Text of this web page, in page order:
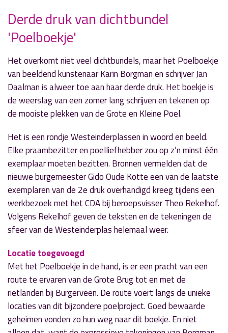
« Vorig nieuwsbericht
Aalsmeer gaat voor duurzaam en
toekomstbestendig financieel beleid
9 oktober 2019
» Volgend nieuwsbericht
Politie, brandweer en burgemeester geven
voorlichting
9 oktober 2019
Derde druk van dichtbundel
'Poelboekje'
Het overkomt niet veel dichtbundels, maar het Poelboekje
van beeldend kunstenaar Karin Borgman en schrijver Jan
Daalman is alweer toe aan haar derde druk. Het boekje is
de weerslag van een zomer lang schrijven en tekenen op
de mooiste plekken van de Grote en Kleine Poel.
Het is een rondje Westeinderplassen in woord en beeld.
Elke praambezitter en poelliefhebber zou op z’n minst één
exemplaar moeten bezitten. Bronnen vermelden dat de
nieuwe burgemeester Gido Oude Kotte een van de laatste
exemplaren van de 2e druk overhandigd kreeg tijdens een
werkbezoek met het CDA bij beroepsvisser Theo Rekelhof.
Volgens Rekelhof geven de teksten en de tekeningen de
sfeer van de Westeinderplas helemaal weer.
Locatie toegevoegd
Met het Poelboekje in de hand, is er een pracht van een
route te ervaren van de Grote Brug tot en met de
rietlanden bij Burgerveen. De route voert langs de unieke
locaties van dit bijzondere poelproject. Goed bewaarde
geheimen vonden zo hun weg naar dit boekje. En niet